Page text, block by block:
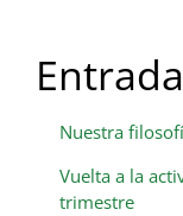
Nuestra
Vuelta a la
trimestre